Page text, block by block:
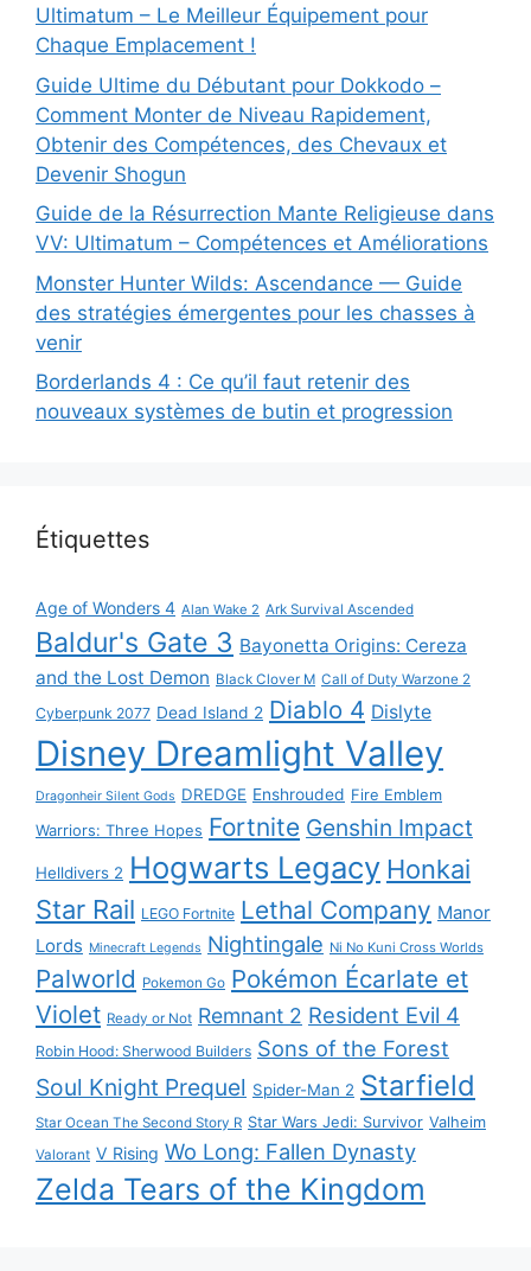
Ultimatum – Le Meilleur Équipement pour
Chaque Emplacement !
Guide Ultime du Débutant pour Dokkodo –
Comment Monter de Niveau Rapidement,
Obtenir des Compétences, des Chevaux et
Devenir Shogun
Guide de la Résurrection Mante Religieuse dans
VV: Ultimatum – Compétences et Améliorations
Monster Hunter Wilds: Ascendance — Guide
des stratégies émergentes pour les chasses à
venir
Borderlands 4 : Ce qu’il faut retenir des
nouveaux systèmes de butin et progression
Étiquettes
Age of Wonders 4 Alan Wake 2 Ark Survival Ascended
Baldur's Gate 3 Bayonetta Origins: Cereza
and the Lost Demon Black Clover M Call of Duty Warzone 2
Cyberpunk 2077 Dead Island 2 Diablo 4 Dislyte
Disney Dreamlight Valley
Dragonheir Silent Gods DREDGE Enshrouded Fire Emblem
Warriors: Three Hopes Fortnite Genshin Impact
Helldivers 2 Hogwarts Legacy Honkai
Star Rail LEGO Fortnite Lethal Company Manor
Lords Minecraft Legends Nightingale Ni No Kuni Cross Worlds
Palworld Pokemon Go Pokémon Écarlate et
Violet Ready or Not Remnant 2 Resident Evil 4
Robin Hood: Sherwood Builders Sons of the Forest
Soul Knight Prequel Spider-Man 2 Starfield
Star Ocean The Second Story R Star Wars Jedi: Survivor Valheim
Valorant V Rising Wo Long: Fallen Dynasty
Zelda Tears of the Kingdom